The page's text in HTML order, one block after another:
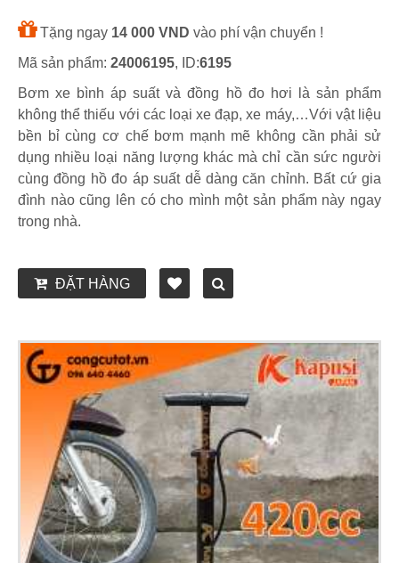
Tặng ngay 14 000 VND vào phí vận chuyển !
Mã sản phẩm: 24006195, ID:6195
Bơm xe bình áp suất và đồng hồ đo hơi là sản phẩm
không thể thiếu với các loại xe đạp, xe máy,…Với vật liệu
bền bỉ cùng cơ chế bơm mạnh mẽ không cần phải sử
dụng nhiều loại năng lượng khác mà chỉ cần sức người
cùng đồng hồ đo áp suất dễ dàng căn chỉnh. Bất cứ gia
đình nào cũng lên có cho mình một sản phẩm này ngay
trong nhà.
ĐẶT HÀNG